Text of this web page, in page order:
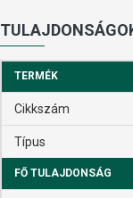
TERMÉK
Cikkszám
Típus
FŐ TULAJDONSÁG